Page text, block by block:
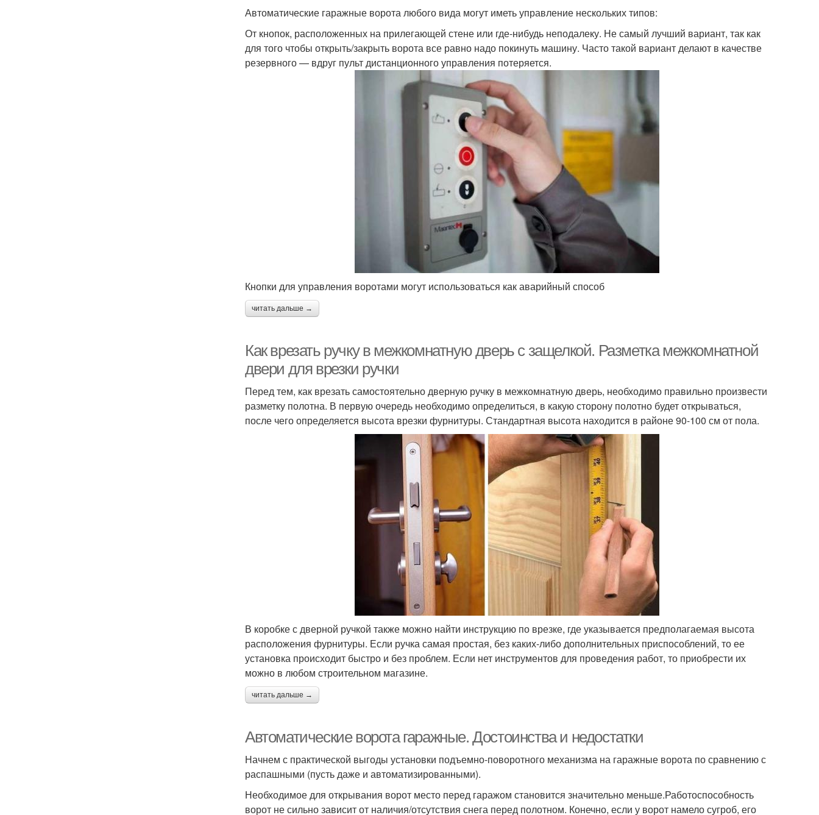
Автоматические гаражные ворота любого вида могут иметь управление нескольких типов:
От кнопок, расположенных на прилегающей стене или где-нибудь неподалеку. Не самый лучший вариант, так как
для того чтобы открыть/закрыть ворота все равно надо покинуть машину. Часто такой вариант делают в качестве
резервного — вдруг пульт дистанционного управления потеряется.
Кнопки для управления воротами могут использоваться как аварийный способ
читать дальше →
Как врезать ручку в межкомнатную дверь с защелкой. Разметка межкомнатной
двери для врезки ручки
Перед тем, как врезать самостоятельно дверную ручку в межкомнатную дверь, необходимо правильно произвести
разметку полотна. В первую очередь необходимо определиться, в какую сторону полотно будет открываться,
после чего определяется высота врезки фурнитуры. Стандартная высота находится в районе 90-100 см от пола.
В коробке с дверной ручкой также можно найти инструкцию по врезке, где указывается предполагаемая высота
расположения фурнитуры. Если ручка самая простая, без каких-либо дополнительных приспособлений, то ее
установка происходит быстро и без проблем. Если нет инструментов для проведения работ, то приобрести их
можно в любом строительном магазине.
читать дальше →
Автоматические ворота гаражные. Достоинства и недостатки
Начнем с практической выгоды установки подъемно-поворотного механизма на гаражные ворота по сравнению с
распашными (пусть даже и автоматизированными).
Необходимое для открывания ворот место перед гаражом становится значительно меньше.Работоспособность
ворот не сильно зависит от наличия/отсутствия снега перед полотном. Конечно, если у ворот намело сугроб, его